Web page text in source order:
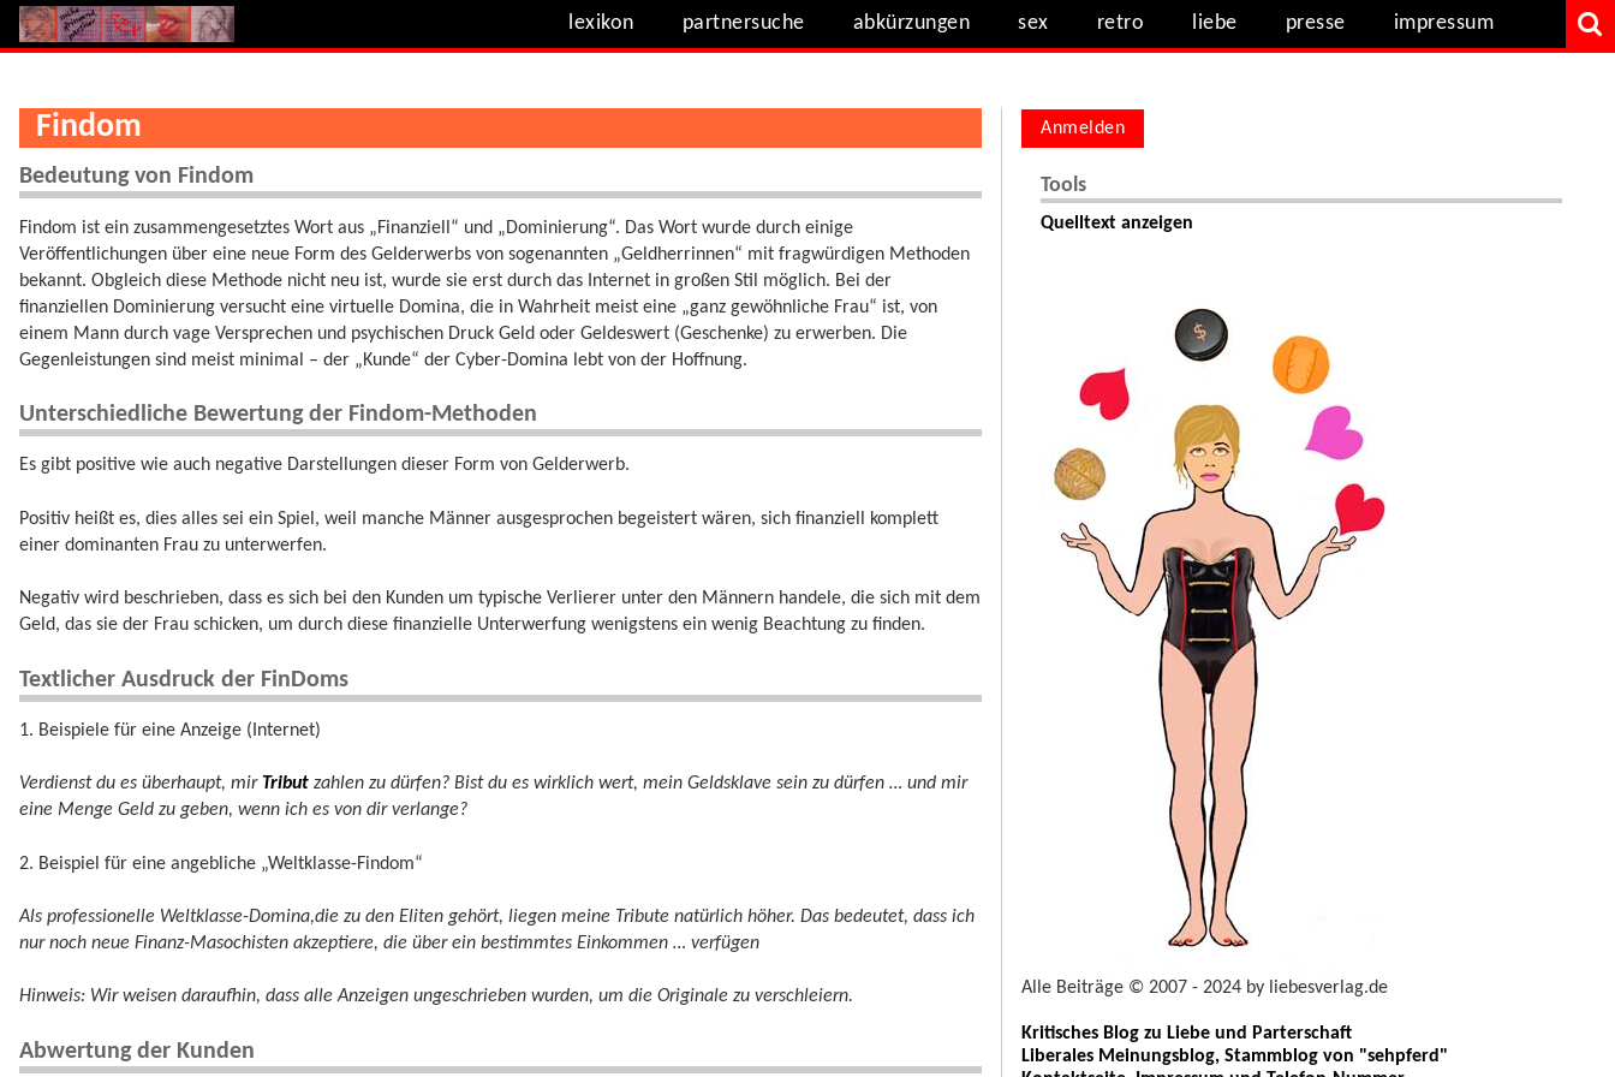
lexikon partnersuche abkürzungen sex retro liebe presse impressum
Findom
Bedeutung von Findom
Findom ist ein zusammengesetztes Wort aus „Finanziell“ und „Dominierung“. Das Wort wurde durch einige
Veröffentlichungen über eine neue Form des Gelderwerbs von sogenannten „Geldherrinnen“ mit fragwürdigen Methoden
bekannt. Obgleich diese Methode nicht neu ist, wurde sie erst durch das Internet in großen Stil möglich. Bei der
finanziellen Dominierung versucht eine virtuelle Domina, die in Wahrheit meist eine „ganz gewöhnliche Frau“ ist, von
einem Mann durch vage Versprechen und psychischen Druck Geld oder Geldeswert (Geschenke) zu erwerben. Die
Gegenleistungen sind meist minimal – der „Kunde“ der Cyber-Domina lebt von der Hoffnung.
Unterschiedliche Bewertung der Findom-Methoden
Es gibt positive wie auch negative Darstellungen dieser Form von Gelderwerb.
Positiv heißt es, dies alles sei ein Spiel, weil manche Männer ausgesprochen begeistert wären, sich finanziell komplett
einer dominanten Frau zu unterwerfen.
Negativ wird beschrieben, dass es sich bei den Kunden um typische Verlierer unter den Männern handele, die sich mit dem
Geld, das sie der Frau schicken, um durch diese finanzielle Unterwerfung wenigstens ein wenig Beachtung zu finden.
Textlicher Ausdruck der FinDoms
1. Beispiele für eine Anzeige (Internet)
Verdienst du es überhaupt, mir Tribut zahlen zu dürfen? Bist du es wirklich wert, mein Geldsklave sein zu dürfen … und mir
eine Menge Geld zu geben, wenn ich es von dir verlange?
2. Beispiel für eine angebliche „Weltklasse-Findom“
Als professionelle Weltklasse-Domina,die zu den Eliten gehört, liegen meine Tribute natürlich höher. Das bedeutet, dass ich
nur noch neue Finanz-Masochisten akzeptiere, die über ein bestimmtes Einkommen … verfügen
Hinweis: Wir weisen daraufhin, dass alle Anzeigen ungeschrieben wurden, um die Originale zu verschleiern.
Abwertung der Kunden
Anmelden
Tools
Quelltext anzeigen
Alle Beiträge © 2007 - 2024 by liebesverlag.de
Kritisches Blog zu Liebe und Parterschaft
Liberales Meinungsblog, Stammblog von "sehpferd"